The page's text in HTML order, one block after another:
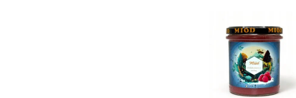
Add to
Wishlist